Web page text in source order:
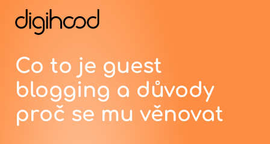
Co to je guest
blogging a důvody
proč se mu věnovat